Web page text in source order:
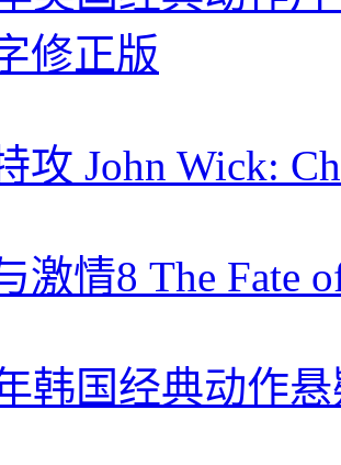
修正版
攻 John Wick:
激情8 The Fate
韩国经典动作